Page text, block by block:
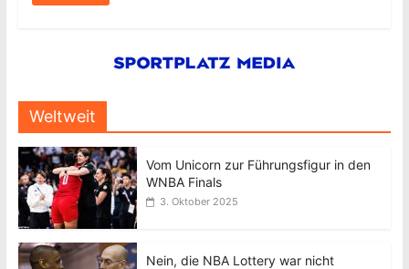
Weltweit
Vom Unicorn zur Führungsfigur in den
WNBA Finals
3. Oktober 2025
Nein, die NBA Lottery war nicht